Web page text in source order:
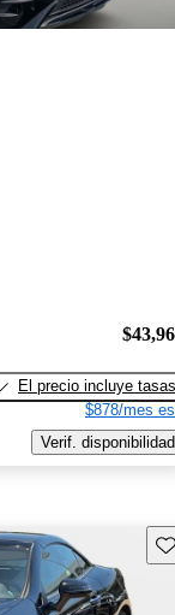
El precio incluye tasas
$878/mes
Verif. disponibilidad